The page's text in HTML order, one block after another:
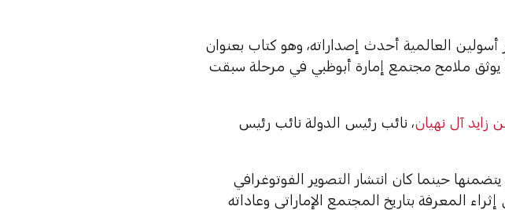
أسولين العالمية أحدث إصداراته، وهو كتاب بعنوان
بصرياً نادراً يوثق ملامح مجتمع إمارة أبوظبي في مرحلة سبقت
زايد آل نهيان، نائب رئيس الدولة نائب رئيس
يتضمنها حينما كان انتشار التصوير الفوتوغرافي
المعرفة بتاريخ المجتمع الإماراتي وعاداته